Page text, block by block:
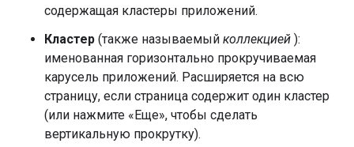
содержащая кластеры приложений.
Кластер (также называемый коллекцией ):
именованная горизонтально прокручиваемая
карусель приложений. Расширяется на всю
страницу, если страница содержит один кластер
(или нажмите «Еще», чтобы сделать
вертикальную прокрутку).